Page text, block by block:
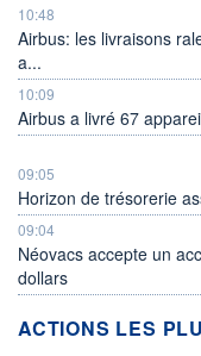
10:48
Airbus: les livraisons
a...
10:09
Airbus a livré 67
09:05
Horizon de trésorerie
09:04
Néovacs accepte un
dollars
ACTIONS LES